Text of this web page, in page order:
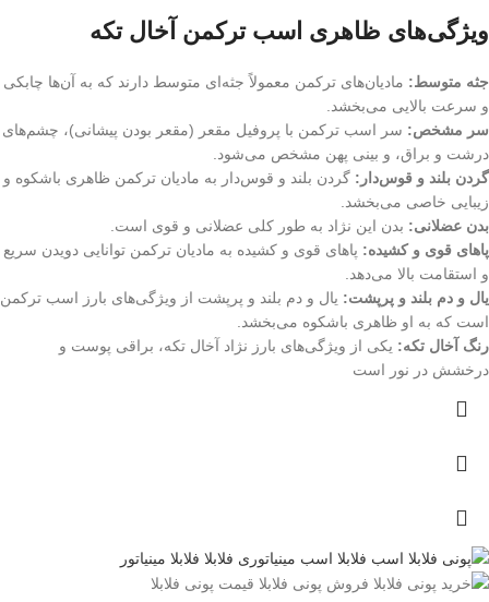
ویژگی‌های ظاهری اسب ترکمن آخال تکه
جثه متوسط: مادیان‌های ترکمن معمولاً جثه‌ای متوسط دارند که به آن‌ها چابکی
و سرعت بالایی می‌بخشد.
سر مشخص: سر اسب ترکمن با پروفیل مقعر (مقعر بودن پیشانی)، چشم‌های
درشت و براق، و بینی پهن مشخص می‌شود.
گردن بلند و قوس‌دار: گردن بلند و قوس‌دار به مادیان ترکمن ظاهری باشکوه و
زیبایی خاصی می‌بخشد.
بدن عضلانی: بدن این نژاد به طور کلی عضلانی و قوی است.
پاهای قوی و کشیده: پاهای قوی و کشیده به مادیان ترکمن توانایی دویدن سریع
و استقامت بالا می‌دهد.
یال و دم بلند و پرپشت: یال و دم بلند و پرپشت از ویژگی‌های بارز اسب ترکمن
است که به او ظاهری باشکوه می‌بخشد.
رنگ آخال تکه: یکی از ویژگی‌های بارز نژاد آخال تکه، براقی پوست و
درخشش در نور است